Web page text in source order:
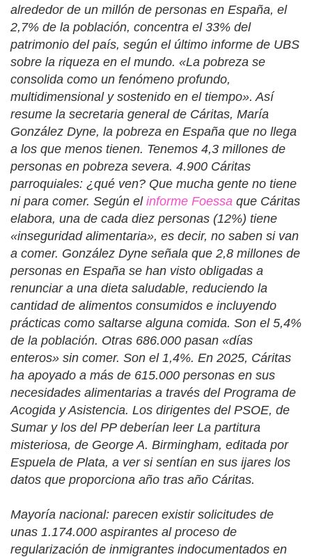
alrededor de un millón de personas en España, el
2,7% de la población, concentra el 33% del
patrimonio del país, según el último informe de UBS
sobre la riqueza en el mundo. «La pobreza se
consolida como un fenómeno profundo,
multidimensional y sostenido en el tiempo». Así
resume la secretaria general de Cáritas, María
González Dyne, la pobreza en España que no llega
a los que menos tienen. Tenemos 4,3 millones de
personas en pobreza severa. 4.900 Cáritas
parroquiales: ¿qué ven? Que mucha gente no tiene
ni para comer. Según el informe Foessa que Cáritas
elabora, una de cada diez personas (12%) tiene
«inseguridad alimentaria», es decir, no saben si van
a comer. González Dyne señala que 2,8 millones de
personas en España se han visto obligadas a
renunciar a una dieta saludable, reduciendo la
cantidad de alimentos consumidos e incluyendo
prácticas como saltarse alguna comida. Son el 5,4%
de la población. Otras 686.000 pasan «días
enteros» sin comer. Son el 1,4%. En 2025, Cáritas
ha apoyado a más de 615.000 personas en sus
necesidades alimentarias a través del Programa de
Acogida y Asistencia. Los dirigentes del PSOE, de
Sumar y los del PP deberían leer La partitura
misteriosa, de George A. Birmingham, editada por
Espuela de Plata, a ver si sentían en sus ijares los
datos que proporciona año tras año Cáritas.
Mayoría nacional: parecen existir solicitudes de
unas 1.174.000 aspirantes al proceso de
regularización de inmigrantes indocumentados en